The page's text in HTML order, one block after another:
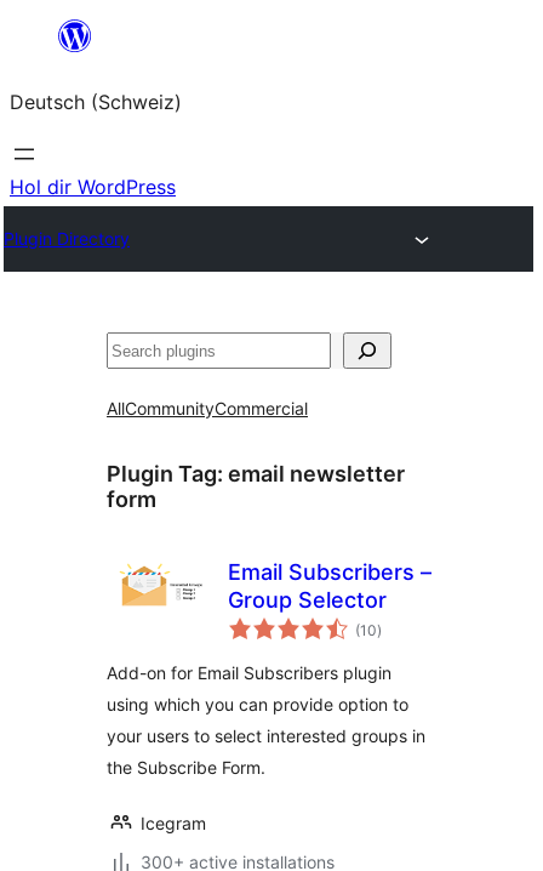
springen
Deutsch (Schweiz)
Hol dir WordPress
Plugin Directory
Suchen
AllCommunityCommercial
Plugin Tag: email newsletter
form
Email Subscribers –
Group Selector
(10total
ratings
)
Add-on for Email Subscribers plugin
using which you can provide option to
your users to select interested groups in
the Subscribe Form.
Icegram
300+ active installations